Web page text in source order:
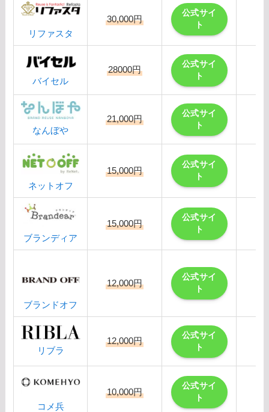
リファスタ
30,000円
公式サイ
ト
バイセル
28000円
公式サイ
ト
なんぼや
21,000円
公式サイ
ト
ネットオフ
15,000円
公式サイ
ト
ブランディア
15,000円
公式サイ
ト
ブランドオフ
12,000円
公式サイ
ト
リブラ
12,000円
公式サイ
ト
コメ兵
10,000円
公式サイ
ト